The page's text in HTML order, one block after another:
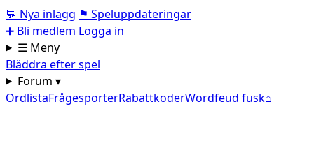
💬 Nya inlägg ⚑ Speluppdateringar
➕ Bli medlem Logga in
☰ Meny
Bläddra efter spel
Forum ▾
OrdlistaFrågesporterRabattkoderWordfeud fusk⌂